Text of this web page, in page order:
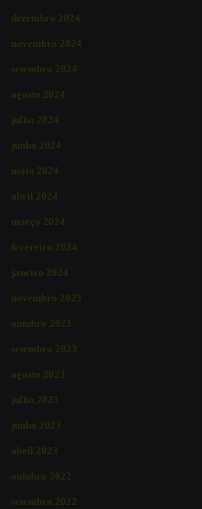
dezembro 2024
novembro 2024
setembro 2024
agosto 2024
julho 2024
junho 2024
maio 2024
abril 2024
março 2024
fevereiro 2024
janeiro 2024
novembro 2023
outubro 2023
setembro 2023
agosto 2023
julho 2023
junho 2023
abril 2023
outubro 2022
setembro 2022